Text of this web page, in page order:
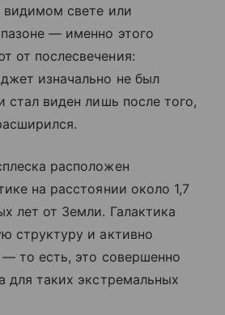
видимом свете или
— именно этого
от послесвечения:
изначально не был
стал виден лишь после того,
расположен
на расстоянии около 1,7
лет от Земли. Галактика
структуру и активно
то есть, это совершенно
для таких экстремальных